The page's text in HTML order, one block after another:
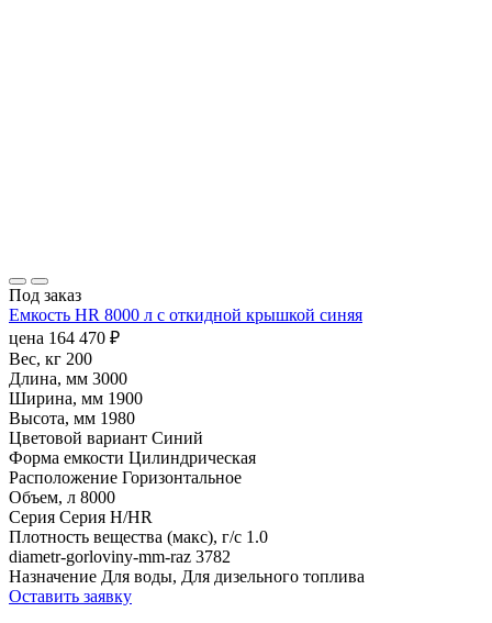
Под заказ
Емкость HR 8000 л с откидной крышкой синяя
цена 164 470 ₽
Вес, кг 200
Длина, мм 3000
Ширина, мм 1900
Высота, мм 1980
Цветовой вариант Синий
Форма емкости Цилиндрическая
Расположение Горизонтальное
Объем, л 8000
Серия Серия H/HR
Плотность вещества (макс), г/с 1.0
diametr-gorloviny-mm-raz 3782
Назначение Для воды, Для дизельного топлива
Оставить заявку